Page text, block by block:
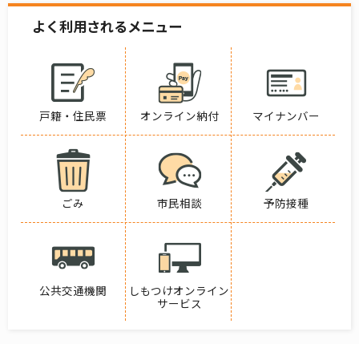
よく利用されるメニュー
戸籍・住民票 オンライン納付 マイナンバー
ごみ 市民相談 予防接種
公共交通機関
しもつけオンライン
サービス